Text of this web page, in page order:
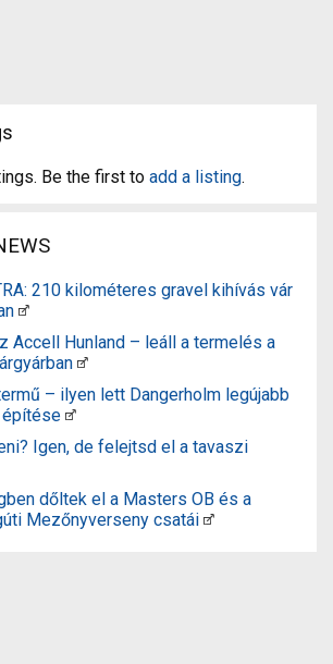
Be the first to add a listing.
210 kilométeres gravel kihívás vár
Accell Hunland – leáll a termelés a
– ilyen lett Dangerholm legújabb
építése
Igen, de felejtsd el a tavaszi
dőltek el a Masters OB és a
Mezőnyverseny csatái